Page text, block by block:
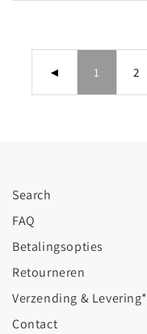
◄ 1 2
Search
FAQ
Betalingsopties
Retourneren
Verzending & Levering*
Contact